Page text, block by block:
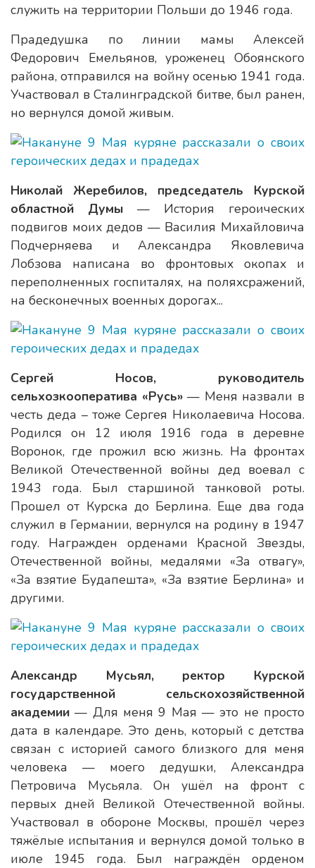
служить на территории Польши до 1946 года.
Прадедушка по линии мамы Алексей
Федорович Емельянов, уроженец Обоянского
района, отправился на войну осенью 1941 года.
Участвовал в Сталинградской битве, был ранен,
но вернулся домой живым.
Николай Жеребилов, председатель Курской
областной Думы — История героических
подвигов моих дедов — Василия Михайловича
Подчерняева и Александра Яковлевича
Лобзова написана во фронтовых окопах и
переполненных госпиталях, на поляхсражений,
на бесконечных военных дорогах...
Сергей Носов, руководитель
сельхозкооператива «Русь»— Меня назвали в
честь деда – тоже Сергея Николаевича Носова.
Родился он 12 июля 1916 года в деревне
Воронок, где прожил всю жизнь. На фронтах
Великой Отечественной войны дед воевал с
1943 года. Был старшиной танковой роты.
Прошел от Курска до Берлина. Еще два года
служил в Германии, вернулся на родину в 1947
году. Награжден орденами Красной Звезды,
Отечественной войны, медалями «За отвагу»,
«За взятие Будапешта», «За взятие Берлина» и
другими.
Александр Мусьял, ректор Курской
государственной сельскохозяйственной
академии — Для меня 9 Мая — это не просто
дата в календаре. Это день, который с детства
связан с историей самого близкого для меня
человека — моего дедушки, Александра
Петровича Мусьяла. Он ушёл на фронт с
первых дней Великой Отечественной войны.
Участвовал в обороне Москвы, прошёл через
тяжёлые испытания и вернулся домой только в
июле 1945 года. Был награждён орденом